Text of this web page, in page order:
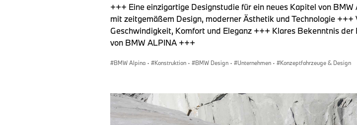
+++ Eine einzigartige Designstudie für ein neues Kapitel von
mit zeitgemäßem Design, moderner Ästhetik und Technologie
Geschwindigkeit, Komfort und Eleganz +++ Klares Bekenntnis
von BMW ALPINA +++
BMW Alpina · Konstruktion · BMW Design · Unternehmen · Konzeptfahrzeuge & Design